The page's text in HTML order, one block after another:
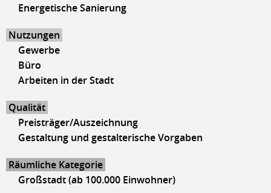
Energetische Sanierung
Nutzungen
Gewerbe
Büro
Arbeiten in der Stadt
Qualität
Preisträger/Auszeichnung
Gestaltung und gestalterische Vorgaben
Räumliche Kategorie
Großstadt (ab 100.000 Einwohner)